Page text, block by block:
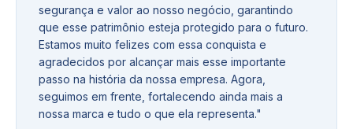
segurança e valor ao nosso negócio, garantindo
que esse patrimônio esteja protegido para o futuro.
Estamos muito felizes com essa conquista e
agradecidos por alcançar mais esse importante
passo na história da nossa empresa. Agora,
seguimos em frente, fortalecendo ainda mais a
nossa marca e tudo o que ela representa."